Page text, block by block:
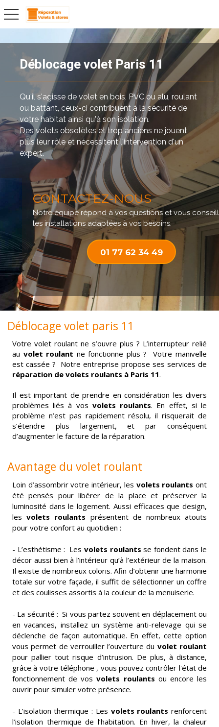
toggle navigation
Déblocage volet Paris 11
Qu'il s'agisse de volet en bois, PVC ou alu, roulant
ou battant, ceux-ci contribuent à la sécurité de
votre habitat ainsi qu'à son isolation.
Des volets obsolètes et trop anciens ne jouent
plus leur rôle et nécessitent l'intervention d'un
expert.
CONTACTEZ-NOUS
Notre équipe répond à vos questions et vous
les installations adaptées à vos besoins.
01 77 62 34 49
Déblocage volet paris 11
Votre volet roulant ne s’ouvre plus ? L’interrupteur relié
au volet roulant ne fonctionne plus ? Votre manivelle
est cassée ? Notre entreprise propose ses services de
réparation de volets roulants à Paris 11.
Il est important de prendre en considération les divers
problèmes liés à vos volets roulants. En effet, si le
problème n’est pas rapidement résolu, il risquerait de
s’étendre plus largement, et par conséquent
d’augmenter le facture de la réparation.
Avantage du volet roulant
Loin d’assombrir votre intérieur, les volets roulants ont
été pensés pour libérer de la place et préserver la
luminosité dans le logement. Aussi efficaces que design,
lesvolets roulants présentent de nombreux atouts
pour votre confort au quotidien :
- L’esthétisme : Les volets roulants se fondent dans le
décor aussi bien à l’intérieur qu’à l’extérieur de la maison.
Il existe de nombreux coloris. Afin d’obtenir une harmonie
totale sur votre façade, il suffit de sélectionner un coffre
et des coulisses assortis à la couleur de la menuiserie.
- La sécurité : Si vous partez souvent en déplacement ou
en vacances, installez un système anti-relevage qui se
déclenche de façon automatique. En effet, cette option
vous permet de verrouiller l’ouverture du volet roulant
pour pallier tout risque d’intrusion. De plus, à distance,
grâce à votre téléphone , vous pouvez contrôler l'état de
fonctionnement de vosvolets roulants ou encore les
ouvrir pour simuler votre présence.
- L’isolation thermique : Les volets roulants renforcent
l’isolation thermique de l’habitation. En hiver, la chaleur